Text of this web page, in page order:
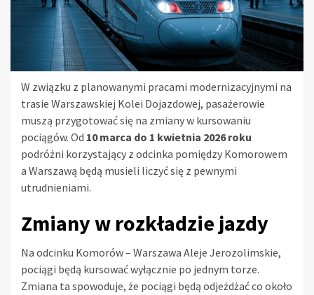
W związku z planowanymi pracami modernizacyjnymi na
trasie Warszawskiej Kolei Dojazdowej, pasażerowie
muszą przygotować się na zmiany w kursowaniu
pociągów. Od 10 marca do 1 kwietnia 2026 roku
podróżni korzystający z odcinka pomiędzy Komorowem
a Warszawą będą musieli liczyć się z pewnymi
utrudnieniami.
Zmiany w rozkładzie jazdy
Na odcinku Komorów – Warszawa Aleje Jerozolimskie,
pociągi będą kursować wyłącznie po jednym torze.
Zmiana ta spowoduje, że pociągi będą odjeżdżać co około